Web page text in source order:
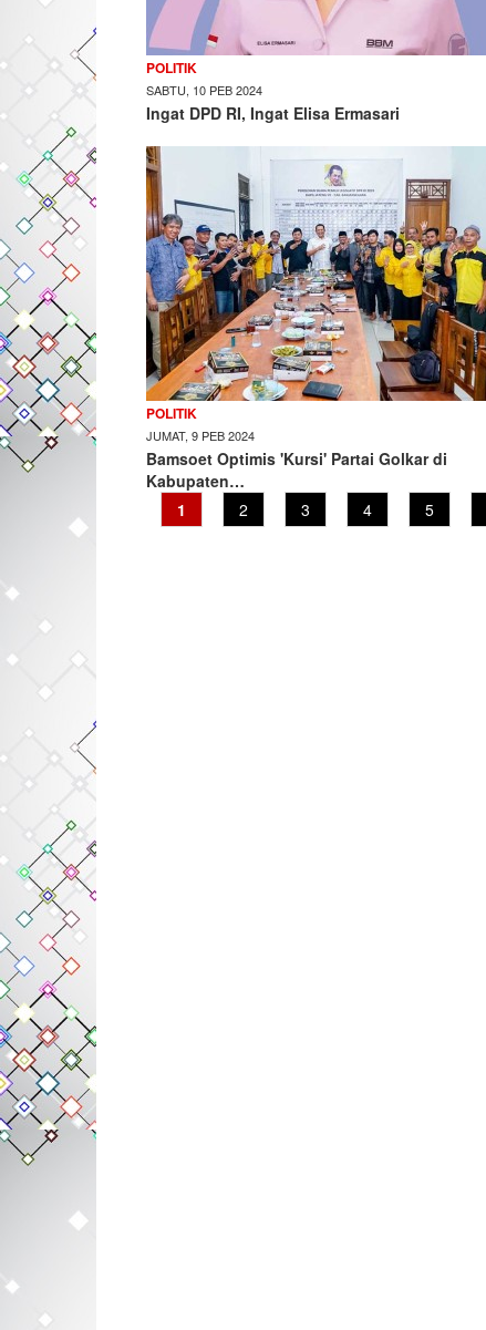
POLITIK
SABTU, 10 PEB 2024
Ingat DPD RI, Ingat Elisa Ermasari
POLITIK
JUMAT, 9 PEB 2024
Bamsoet Optimis 'Kursi' Partai Golkar di
Kabupaten…
Current
page
1 Page
2 Page
3 Page
4 Page
5